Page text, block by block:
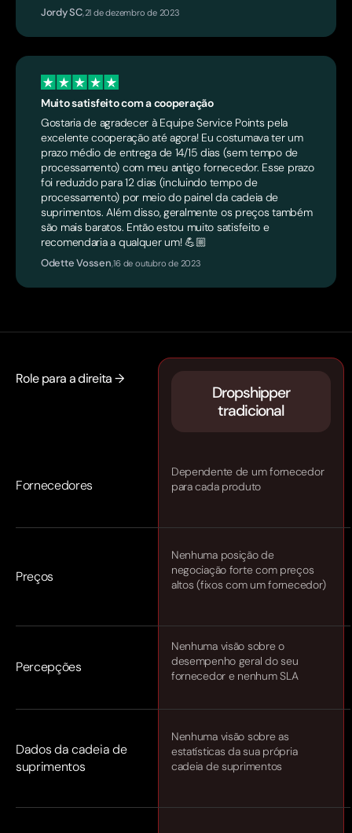
Jordy SC,21 de dezembro de 2023
Muito satisfeito com a cooperação
Gostaria de agradecer à Equipe Service Points pela
excelente cooperação até agora! Eu costumava ter um
prazo médio de entrega de 14/15 dias (sem tempo de
processamento) com meu antigo fornecedor. Esse prazo
foi reduzido para 12 dias (incluindo tempo de
processamento) por meio do painel da cadeia de
suprimentos. Além disso, geralmente os preços também
são mais baratos. Então estou muito satisfeito e
recomendaria a qualquer um! 💪🏼
Odette Vossen,16 de outubro de 2023
Role para a direita →
Dropshipper
tradicional
Fornecedores
Dependente de um fornecedor
para cada produto
Preços
Nenhuma posição de
negociação forte com preços
altos (fixos com um fornecedor)
Percepções
Nenhuma visão sobre o
desempenho geral do seu
fornecedor e nenhum SLA
Dados da cadeia de
suprimentos
Nenhuma visão sobre as
estatísticas da sua própria
cadeia de suprimentos